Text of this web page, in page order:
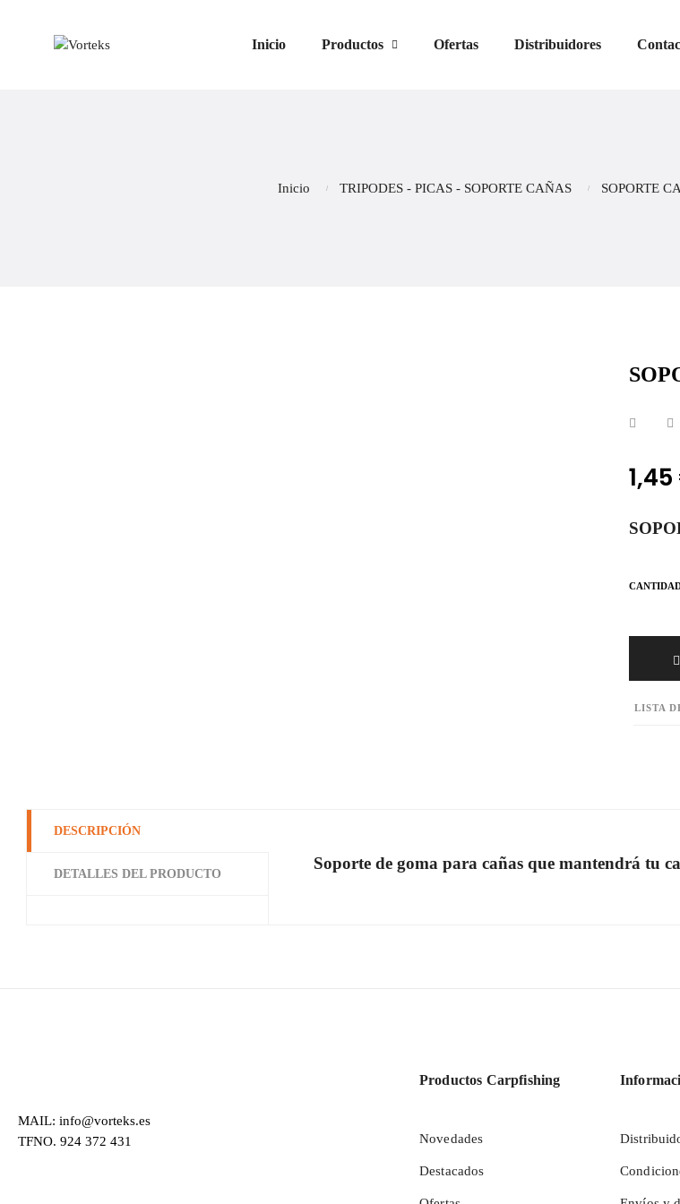
Inicio Productos Ofertas Distribuidores
Inicio TRIPODES - PICAS - SOPORTE CAÑAS SOPORTE
LISTA
DESCRIPCIÓN
DETALLES DEL PRODUCTO
Soporte de goma para cañas que mantendrá tu
MAIL: info@vorteks.es
TFNO. 924 372 431
Productos Carpfishing
Novedades
Destacados